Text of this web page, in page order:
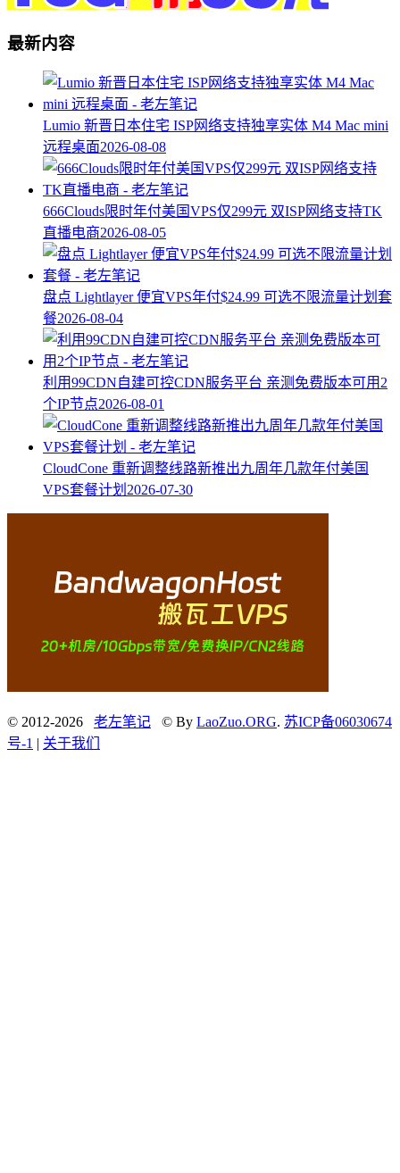
最新内容
Lumio 新晋日本住宅 ISP网络支持独享实体 M4 Mac mini
远程桌面2026-08-08
666Clouds限时年付美国VPS仅299元 双ISP网络支持TK
直播电商2026-08-05
盘点 Lightlayer 便宜VPS年付$24.99 可选不限流量计划套
餐2026-08-04
利用99CDN自建可控CDN服务平台 亲测免费版本可用2
个IP节点2026-08-01
CloudCone 重新调整线路新推出九周年几款年付美国
VPS套餐计划 2026-07-30
© 2012-2026 老左笔记 © By LaoZuo.ORG. 苏ICP备06030674
号-1 | 关于我们